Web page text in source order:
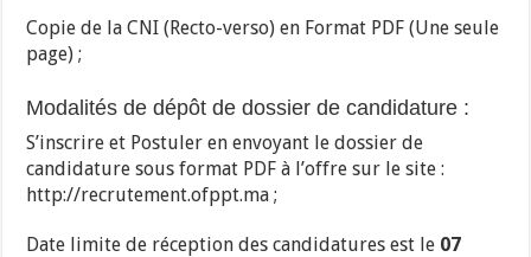
Copie de la CNI (Recto-verso) en Format PDF (Une seule
page) ;
Modalités de dépôt de dossier de candidature :
S’inscrire et Postuler en envoyant le dossier de
candidature sous format PDF à l’offre sur le site :
http://recrutement.ofppt.ma ;
Date limite de réception des candidatures est le 07